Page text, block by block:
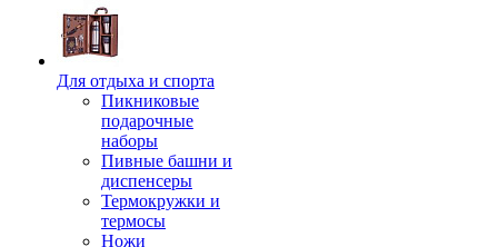
Для отдыха и спорта
Пикниковые
подарочные
наборы
Пивные башни и
диспенсеры
Термокружки и
термосы
Ножи